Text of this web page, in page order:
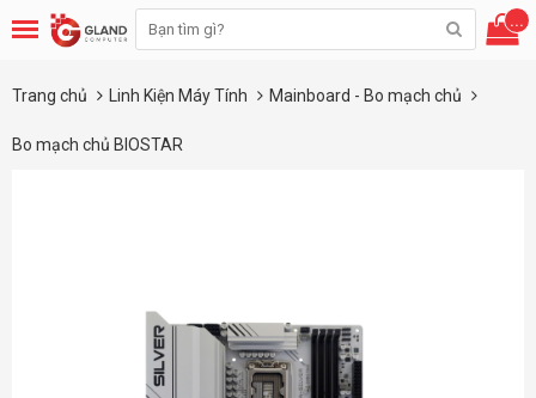
...
Trang chủ Linh Kiện Máy Tính Mainboard - Bo mạch chủ
Bo mạch chủ BIOSTAR